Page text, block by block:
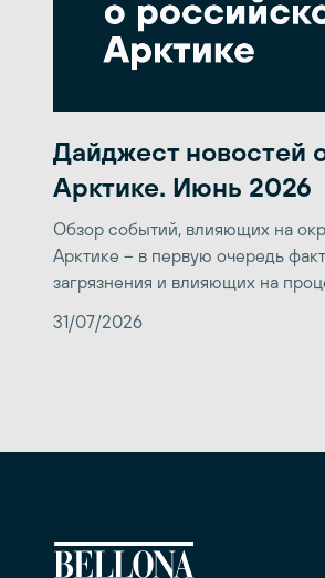
Дайджест новостей
Арктике. Июнь 2026
Обзор событий, влияющих на
Арктике – в первую очередь
загрязнения и влияющих на
31/07/2026